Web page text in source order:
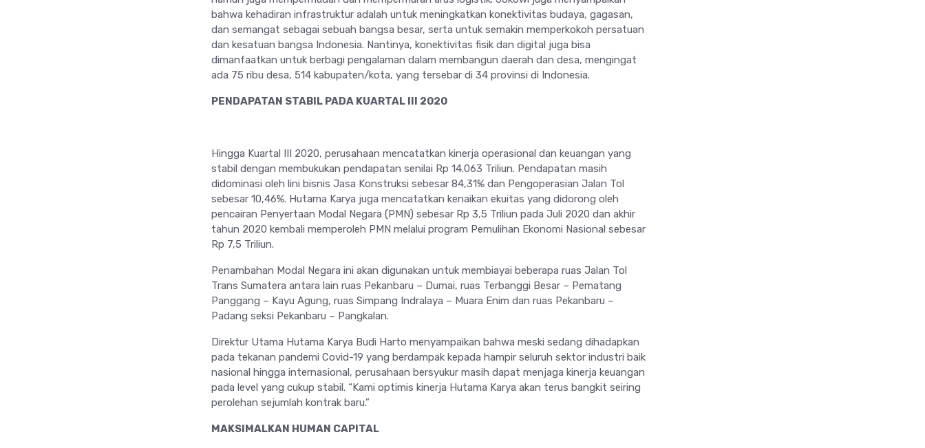
bahwa kehadiran infrastruktur adalah untuk meningkatkan konektivitas budaya, gagasan,
dan semangat sebagai sebuah bangsa besar, serta untuk semakin memperkokoh persatuan
dan kesatuan bangsa Indonesia. Nantinya, konektivitas fisik dan digital juga bisa
dimanfaatkan untuk berbagi pengalaman dalam membangun daerah dan desa, mengingat
ada 75 ribu desa, 514 kabupaten/kota, yang tersebar di 34 provinsi di Indonesia.
PENDAPATAN STABIL PADA KUARTAL III 2020
Hingga Kuartal III 2020, perusahaan mencatatkan kinerja operasional dan keuangan yang
stabil dengan membukukan pendapatan senilai Rp 14.063 Triliun. Pendapatan masih
didominasi oleh lini bisnis Jasa Konstruksi sebesar 84,31% dan Pengoperasian Jalan Tol
sebesar 10,46%. Hutama Karya juga mencatatkan kenaikan ekuitas yang didorong oleh
pencairan Penyertaan Modal Negara (PMN) sebesar Rp 3,5 Triliun pada Juli 2020 dan akhir
tahun 2020 kembali memperoleh PMN melalui program Pemulihan Ekonomi Nasional sebesar
Rp 7,5 Triliun.
Penambahan Modal Negara ini akan digunakan untuk membiayai beberapa ruas Jalan Tol
Trans Sumatera antara lain ruas Pekanbaru – Dumai, ruas Terbanggi Besar – Pematang
Panggang – Kayu Agung, ruas Simpang Indralaya – Muara Enim dan ruas Pekanbaru –
Padang seksi Pekanbaru – Pangkalan.
Direktur Utama Hutama Karya Budi Harto menyampaikan bahwa meski sedang dihadapkan
pada tekanan pandemi Covid-19 yang berdampak kepada hampir seluruh sektor industri baik
nasional hingga internasional, perusahaan bersyukur masih dapat menjaga kinerja keuangan
pada level yang cukup stabil. “Kami optimis kinerja Hutama Karya akan terus bangkit seiring
perolehan sejumlah kontrak baru.”
MAKSIMALKAN HUMAN CAPITAL